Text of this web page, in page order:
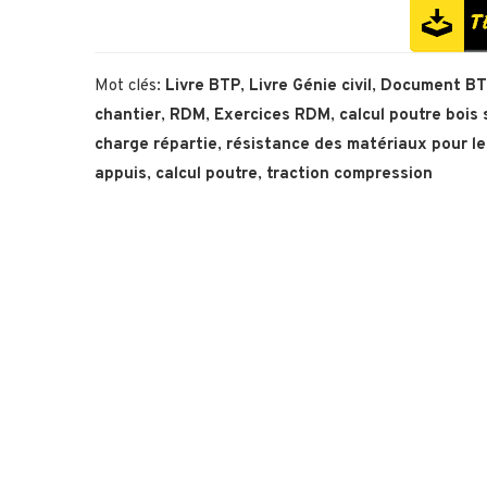
Mot clés: Livre BTP, Livre Génie civil, Document
chantier, RDM, Exercices RDM, calcul poutre bois
charge répartie, résistance des matériaux pour
appuis, calcul poutre, traction compression